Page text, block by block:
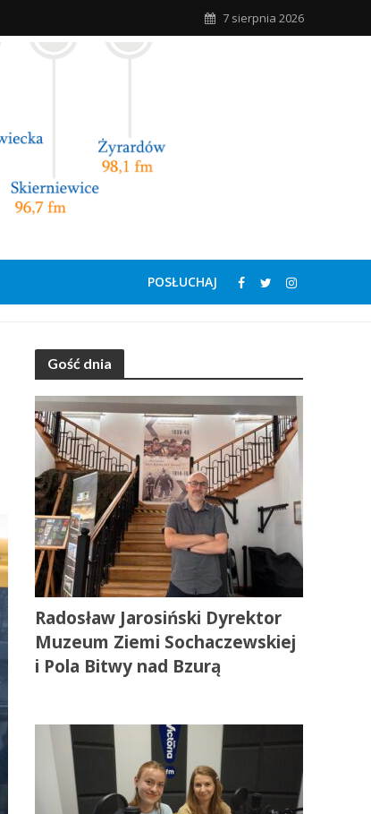
7 sierpnia 2026
POSŁUCHAJ
Gość dnia
Radosław Jarosiński Dyrektor
Muzeum Ziemi Sochaczewskiej
i Pola Bitwy nad Bzurą